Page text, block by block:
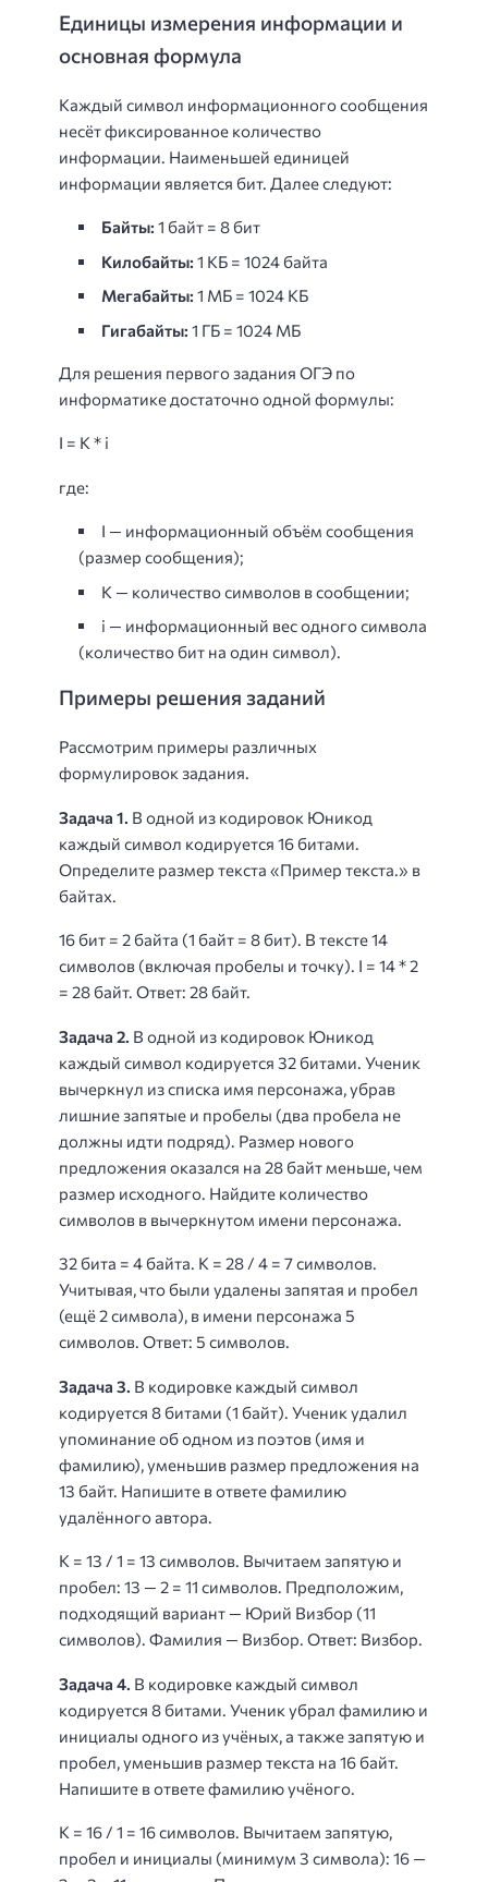
Единицы измерения информации и
основная формула
Каждый символ информационного сообщения
несёт фиксированное количество
информации. Наименьшей единицей
информации является бит. Далее следуют:
Байты: 1 байт = 8 бит
Килобайты: 1 КБ = 1024 байта
Мегабайты: 1 МБ = 1024 КБ
Гигабайты: 1 ГБ = 1024 МБ
Для решения первого задания ОГЭ по
информатике достаточно одной формулы:
I = K * i
где:
I — информационный объём сообщения
(размер сообщения);
K — количество символов в сообщении;
i — информационный вес одного символа
(количество бит на один символ).
Примеры решения заданий
Рассмотрим примеры различных
формулировок задания.
Задача 1. В одной из кодировок Юникод
каждый символ кодируется 16 битами.
Определите размер текста «Пример текста.» в
байтах.
16 бит = 2 байта (1 байт = 8 бит). В тексте 14
символов (включая пробелы и точку). I = 14 * 2
= 28 байт. Ответ: 28 байт.
Задача 2. В одной из кодировок Юникод
каждый символ кодируется 32 битами. Ученик
вычеркнул из списка имя персонажа, убрав
лишние запятые и пробелы (два пробела не
должны идти подряд). Размер нового
предложения оказался на 28 байт меньше, чем
размер исходного. Найдите количество
символов в вычеркнутом имени персонажа.
32 бита = 4 байта. K = 28 / 4 = 7 символов.
Учитывая, что были удалены запятая и пробел
(ещё 2 символа), в имени персонажа 5
символов. Ответ: 5 символов.
Задача 3. В кодировке каждый символ
кодируется 8 битами (1 байт). Ученик удалил
упоминание об одном из поэтов (имя и
фамилию), уменьшив размер предложения на
13 байт. Напишите в ответе фамилию
удалённого автора.
K = 13 / 1 = 13 символов. Вычитаем запятую и
пробел: 13 — 2 = 11 символов. Предположим,
подходящий вариант — Юрий Визбор (11
символов). Фамилия — Визбор. Ответ: Визбор.
Задача 4. В кодировке каждый символ
кодируется 8 битами. Ученик убрал фамилию и
инициалы одного из учёных, а также запятую и
пробел, уменьшив размер текста на 16 байт.
Напишите в ответе фамилию учёного.
K = 16 / 1 = 16 символов. Вычитаем запятую,
пробел и инициалы (минимум 3 символа): 16 —